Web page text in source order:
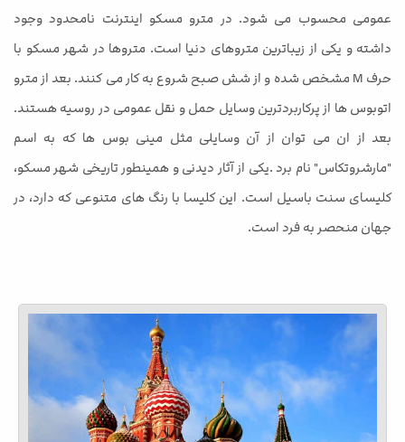
عمومی محسوب می شود. در مترو مسکو اینترنت نامحدود وجود
داشته و یکی از زیباترین متروهای دنیا است. متروها در شهر مسکو با
حرف M مشخص شده و از شش صبح شروع به کار می کنند. بعد از مترو
اتوبوس ها از پرکاربردترین وسایل حمل و نقل عمومی در روسیه هستند.
بعد از ان می توان از آن وسایلی مثل مینی بوس ها که به اسم
"مارشروتکاس" نام برد .یکی از آثار دیدنی و همینطور تاریخی شهر مسکو،
کلیسای سنت باسیل است. این کلیسا با رنگ های متنوعی که دارد، در
جهان منحصر به فرد است.